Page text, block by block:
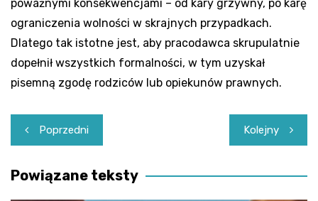
poważnymi konsekwencjami – od kary grzywny, po karę
ograniczenia wolności w skrajnych przypadkach.
Dlatego tak istotne jest, aby pracodawca skrupulatnie
dopełnił wszystkich formalności, w tym uzyskał
pisemną zgodę rodziców lub opiekunów prawnych.
Nawigacja
wpisu
Poprzedni Kolejny
Powiązane teksty